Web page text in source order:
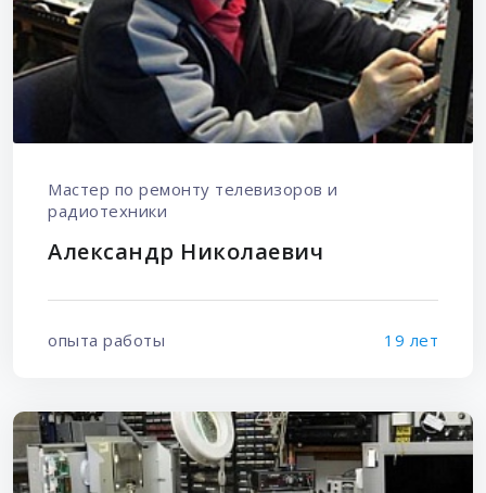
Мастер по ремонту телевизоров и
радиотехники
Александр Николаевич
опыта работы 19 лет